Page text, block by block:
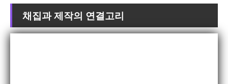
채집과 제작의 연결고리